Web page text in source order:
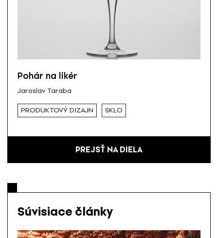
Pohár na likér
Jaroslav Taraba
PRODUKTOVÝ DIZAJN SKLO
PREJSŤ NA DIELA
Súvisiace články